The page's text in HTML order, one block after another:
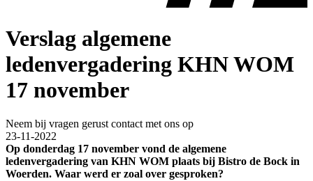
Verslag algemene
ledenvergadering KHN WOM
17 november
Neem bij vragen gerust contact met ons op
23-11-2022
Op donderdag 17 november vond de algemene
ledenvergadering van KHN WOM plaats bij Bistro de Bock in
Woerden. Waar werd er zoal over gesproken?